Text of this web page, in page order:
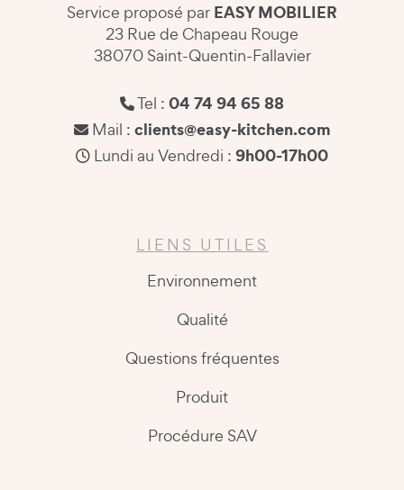
Service proposé par EASY MOBILIER
23 Rue de Chapeau Rouge
38070 Saint-Quentin-Fallavier
Tel : 04 74 94 65 88
Mail : clients@easy-kitchen.com
Lundi au Vendredi : 9h00-17h00
LIENS UTILES
Environnement
Qualité
Questions fréquentes
Produit
Procédure SAV